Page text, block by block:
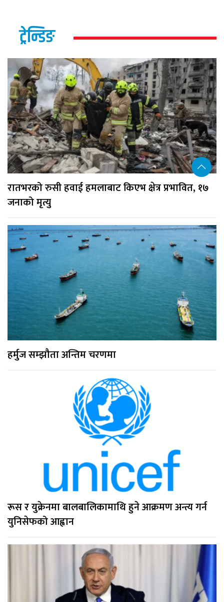
ट्रेन्डिङ
रातभरको रुसी हवाई हमलाबाट किएभ क्षेत्र प्रभावित, १७
जनाको मृत्यु
हर्मुज सम्झौता अन्तिम चरणमा
रूस र युक्रेनमा बालबालिकामाथि हुने आक्रमण अन्त्य गर्न
युनिसेफको आह्वान